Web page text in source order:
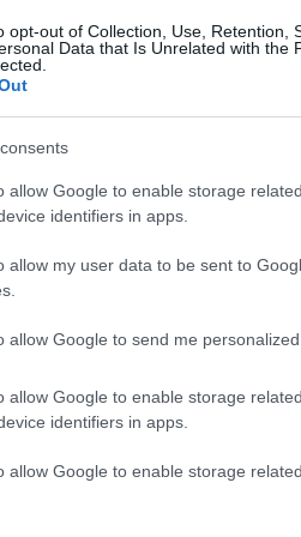
opt-out of Collection, Use, Retention,
Data that Is Unrelated with the
allow Google to enable storage
identifiers in apps.
allow my user data to be sent to
allow Google to send me personalized
allow Google to enable storage
identifiers in apps.
allow Google to enable storage
film pénteken 12 órától lesz
Pecco Bagnaiát az
úton.
Bologna történelmi
versenyrészlege található – a
alkalmat, hogy egy
vége lett az idénynek,
tele hullámvölgyekkel. A
minden működött.
sikerhez.”
ban és a Sachsenringen. A